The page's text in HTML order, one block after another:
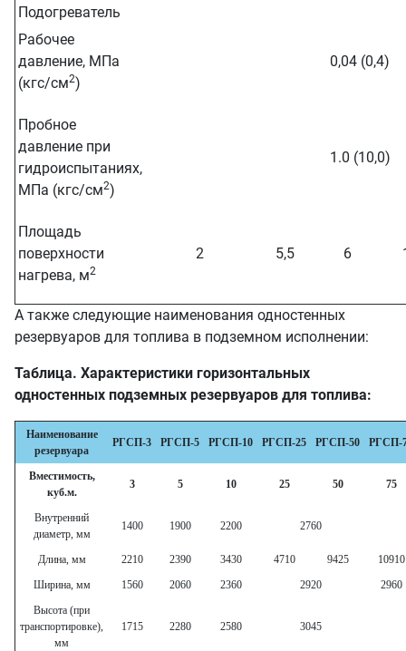
Подогреватель
Рабочее
давление, МПа
(кгс/см2)
0,04 (0,4)
Пробное
давление при
гидроиспытаниях,
МПа (кгс/см2)
1.0 (10,0)
Площадь
поверхности
нагрева, м2
2 5,5 6
А также следующие наименования одностенных
резервуаров для топлива в подземном исполнении:
Таблица. Характеристики горизонтальных
одностенных подземных резервуаров для топлива:
Наименование
резервуара
РГСП-3 РГСП-5 РГСП-10 РГСП-25 РГСП-50 РГСП-
Вместимость,
куб.м.
3 5 10 25 50 75
Внутренний
диаметр, мм
1400 1900 2200 2760
Длина, мм 2210 2390 3430 4710 9425
10910
Ширина, мм
1560 2060 2360 2920
2960
Высота (при
транспортировке),
мм
1715 2280 2580 3045